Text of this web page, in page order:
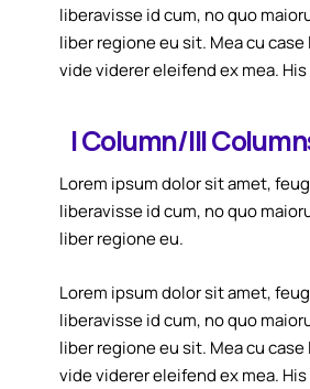
liberavisse id cum, no quo
liber regione eu sit. Mea cu
vide viderer eleifend ex mea.
I Column/III
Lorem ipsum dolor sit amet,
liberavisse id cum, no quo
liber regione eu.
Lorem ipsum dolor sit amet,
liberavisse id cum, no quo
liber regione eu sit. Mea cu
vide viderer eleifend ex mea.